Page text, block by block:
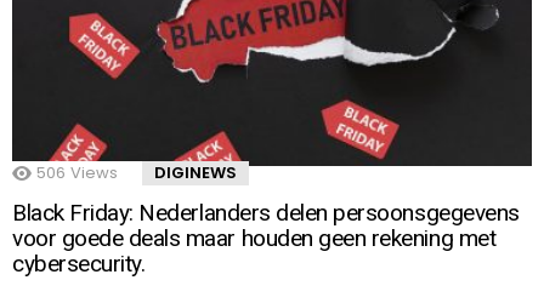
506 Views DIGINEWS
Black Friday: Nederlanders delen persoonsgegevens
voor goede deals maar houden geen rekening met
cybersecurity.